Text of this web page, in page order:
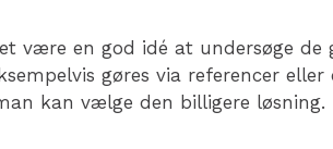
være en god idé at undersøge
gøres via referencer
kan vælge den billigere løsning.